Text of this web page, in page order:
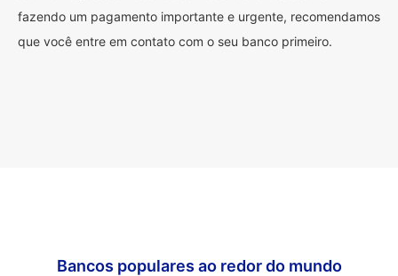
fazendo um pagamento importante e urgente, recomendamos
que você entre em contato com o seu banco primeiro.
Bancos populares ao redor do mundo